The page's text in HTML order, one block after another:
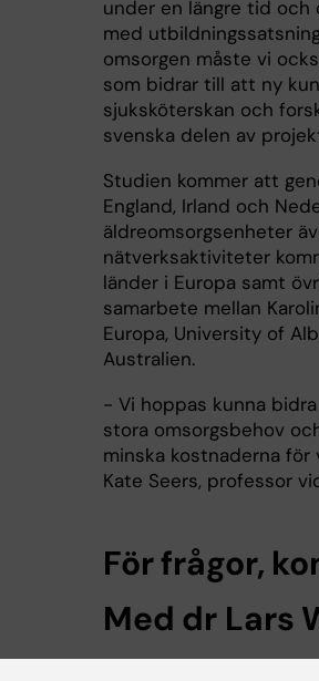
under en längre tid
med
omsorgen måste vi
som bidrar till att ny
sjuksköterskan och
svenska delen av
Studien kommer att
England, Irland och
äldreomsorgsenheter
nätverksaktiviteter
länder i Europa samt
samarbete mellan
Europa, University of
Australien.
- Vi hoppas kunna
stora omsorgsbehov
minska kostnaderna
Kate Seers, professor
För frågor,
Med dr Lars